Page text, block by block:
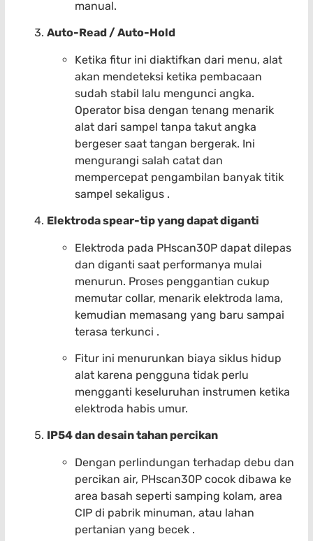
manual.
Auto-Read / Auto-Hold
Ketika fitur ini diaktifkan dari menu, alat
akan mendeteksi ketika pembacaan
sudah stabil lalu mengunci angka.
Operator bisa dengan tenang menarik
alat dari sampel tanpa takut angka
bergeser saat tangan bergerak. Ini
mengurangi salah catat dan
mempercepat pengambilan banyak titik
sampel sekaligus .
Elektroda spear-tip yang dapat diganti
Elektroda pada PHscan30P dapat dilepas
dan diganti saat performanya mulai
menurun. Proses penggantian cukup
memutar collar, menarik elektroda lama,
kemudian memasang yang baru sampai
terasa terkunci .
Fitur ini menurunkan biaya siklus hidup
alat karena pengguna tidak perlu
mengganti keseluruhan instrumen ketika
elektroda habis umur.
IP54 dan desain tahan percikan
Dengan perlindungan terhadap debu dan
percikan air, PHscan30P cocok dibawa ke
area basah seperti samping kolam, area
CIP di pabrik minuman, atau lahan
pertanian yang becek .